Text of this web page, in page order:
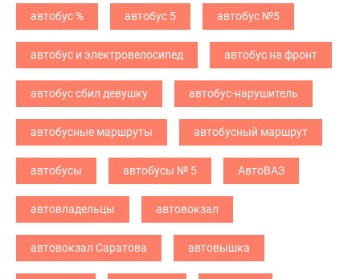
автобус % автобус 5 автобус №5
автобус и электровелосипед автобус на фронт
автобус сбил девушку автобус-нарушитель
автобусные маршруты автобусный маршрут
автобусы автобусы № 5 АвтоВАЗ
автовладельцы автовокзал
автовокзал Саратова автовышка